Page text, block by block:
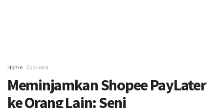
Home Ekonomi
Meminjamkan Shopee PayLater
ke Orang Lain: Seni